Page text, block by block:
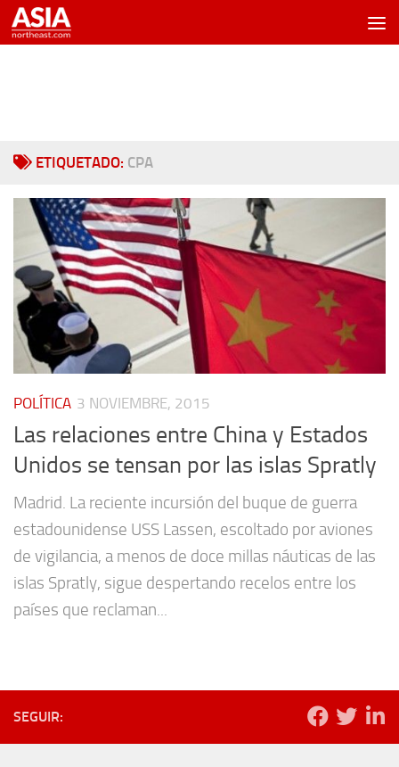
Saltar al contenido
ETIQUETADO: CPA
POLÍTICA 3 NOVIEMBRE, 2015
Las relaciones entre China y Estados
Unidos se tensan por las islas Spratly
Madrid. La reciente incursión del buque de guerra
estadounidense USS Lassen, escoltado por aviones
de vigilancia, a menos de doce millas náuticas de las
islas Spratly, sigue despertando recelos entre los
países que reclaman...
SEGUIR: